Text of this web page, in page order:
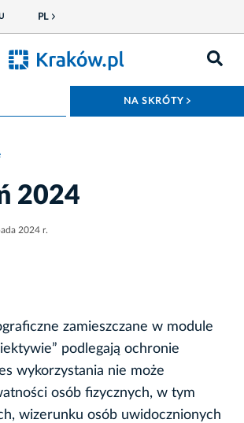
PL
NA SKRÓTY
2024
2024 r.
zamieszczane w module
podlegają ochronie
wykorzystania nie może
osób fizycznych, w tym
wizerunku osób uwidocznionych